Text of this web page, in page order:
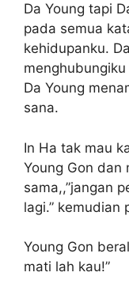
Da Young tapi
pada semua
kehidupanku.
Da Young
sana.
In Ha tak mau
Young Gon dan
sama,,”jangan
lagi.” kemudian
Young Gon
mati lah kau!”